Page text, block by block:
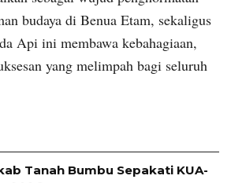
budaya di Benua Etam, sekaligus
Api ini membawa kebahagiaan,
yang melimpah bagi seluruh
Tanah Bumbu Sepakati KUA-